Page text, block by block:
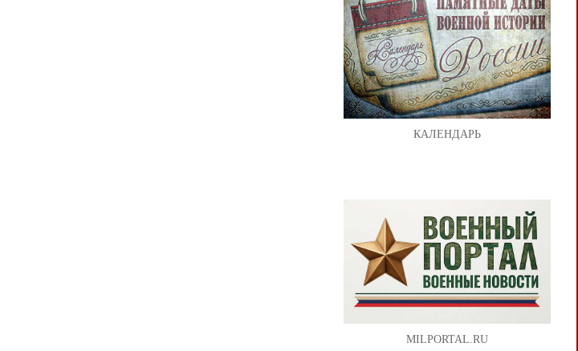
КАЛЕНДАРЬ
MILPORTAL.RU